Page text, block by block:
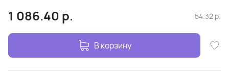
1 086.40 р. 54.32 р.
В корзину